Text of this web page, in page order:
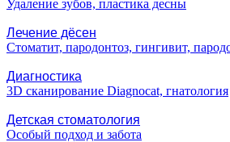
Удаление зубов, пластика десны
Лечение дёсен
Стоматит, пародонтоз, гингивит,
Диагностика
3D сканирование Diagnocat, гнатология
Детская стоматология
Особый подход и забота